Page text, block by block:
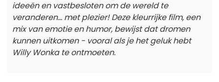
ideeën en vastbesloten om de wereld te
veranderen... met plezier! Deze kleurrijke film, een
mix van emotie en humor, bewijst dat dromen
kunnen uitkomen - vooral als je het geluk hebt
Willy Wonka te ontmoeten.